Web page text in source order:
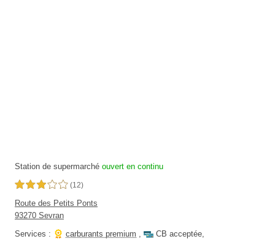
Station de supermarché ouvert en continu
3,0 étoiles sur 5 (12)
Route des Petits Ponts
93270 Sevran
Services :
carburants premium , CB acceptée,